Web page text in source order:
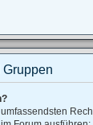
Gruppen